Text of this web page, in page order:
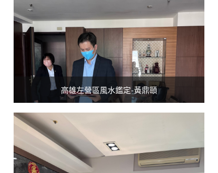
高雄左營區風水鑑定-黃鼎頤